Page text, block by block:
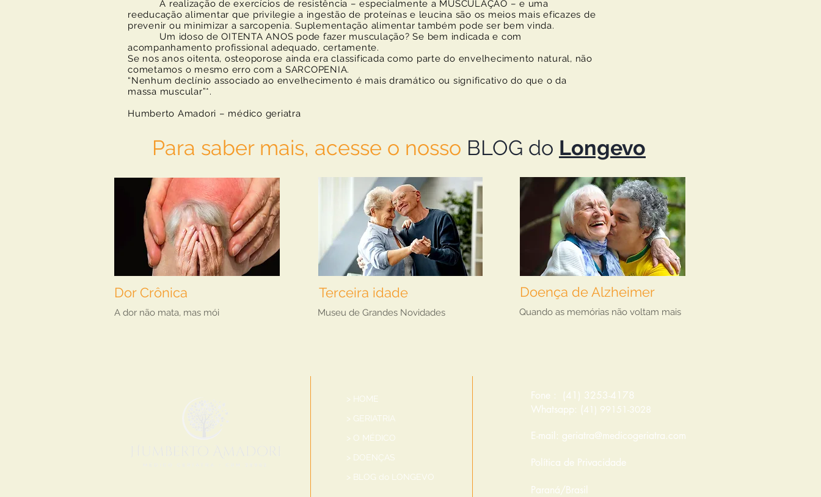
A realização de exercícios de resistência – especialmente a MUSCULAÇÃO – e uma
reeducação alimentar que privilegie a ingestão de proteínas e leucina são os meios mais eficazes de
prevenir ou minimizar a sarcopenia. Suplementação alimentar também pode ser bem vinda.
Um idoso de OITENTA ANOS pode fazer musculação? Se bem indicada e com
acompanhamento profissional adequado, certamente.
Se nos anos oitenta, osteoporose ainda era classificada como parte do envelhecimento natural, não
cometamos o mesmo erro com a SARCOPENIA.
“Nenhum declínio associado ao envelhecimento é mais dramático ou significativo do que o da
massa muscular”*.
Humberto Amadori – médico geriatra
Para saber mais, acesse o nosso BLOG do Longevo
Dor Crônica
A dor não mata, mas mói
Terceira idade
Museu de Grandes Novidades
Doença de Alzheimer
Quando as memórias não voltam mais
Fone : (41) 3253-4178
Whatsapp: (41) 99151-3028
E-mail: geriatra@medicogeriatra.com
Política de Privacidade
> HOME
> GERIATRIA
> O MÉDICO
> DOENÇAS
> BLOG do LONGEVO
Paraná/Brasil